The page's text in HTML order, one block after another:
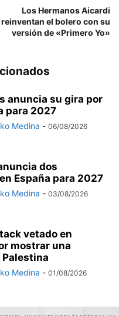
Los Hermanos Aicardi
reinventan el bolero con su
versión de «Primero Yo»
anuncia su gira por
para 2027
Medina - 06/08/2026
dos
España para 2027
Medina - 03/08/2026
vetado en
mostrar una
Palestina
Medina - 01/08/2026